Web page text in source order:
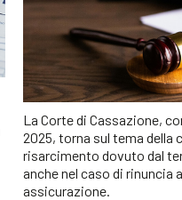
La Corte di Cassazione,
2025, torna sul tema della
risarcimento dovuto dal
anche nel caso di rinuncia
assicurazione.